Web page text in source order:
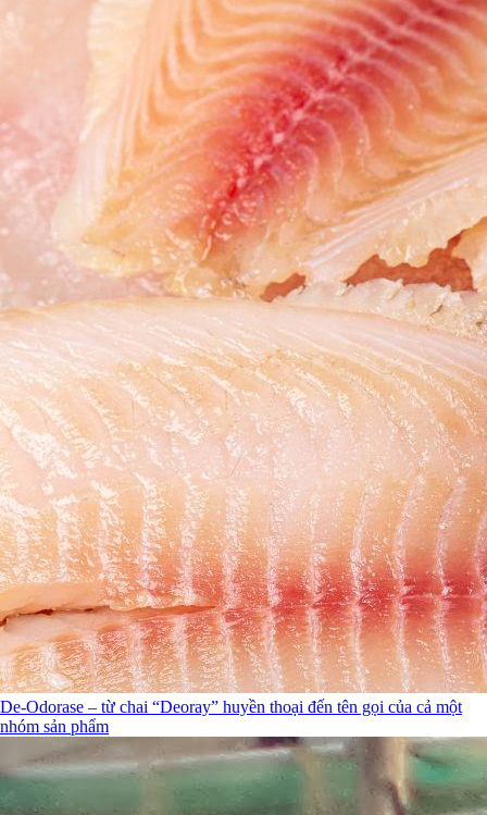
De-Odorase – từ chai “Deoray” huyền thoại đến tên gọi của cả một
nhóm sản phẩm